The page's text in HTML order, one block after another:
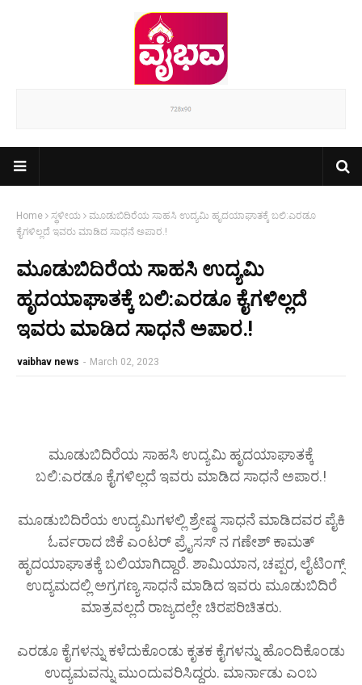
Home ಸ್ಥಳೀಯ
ಮೂಡುಬಿದಿರೆಯ ಸಾಹಸಿ ಉದ್ಯಮಿ ಹೃದಯಾಘಾತಕ್ಕೆ ಬಲಿ:ಎರಡೂ
ಕೈಗಳಿಲ್ಲದೆ ಇವರು ಮಾಡಿದ ಸಾಧನೆ ಅಪಾರ.!
ಮೂಡುಬಿದಿರೆಯ ಸಾಹಸಿ ಉದ್ಯಮಿ
ಹೃದಯಾಘಾತಕ್ಕೆ ಬಲಿ:ಎರಡೂ ಕೈಗಳಿಲ್ಲದೆ
ಇವರು ಮಾಡಿದ ಸಾಧನೆ ಅಪಾರ.!
vaibhav news - March 02, 2023
ಮೂಡುಬಿದಿರೆಯ ಸಾಹಸಿ ಉದ್ಯಮಿ ಹೃದಯಾಘಾತಕ್ಕೆ
ಬಲಿ:ಎರಡೂ ಕೈಗಳಿಲ್ಲದೆ ಇವರು ಮಾಡಿದ ಸಾಧನೆ ಅಪಾರ.!
ಮೂಡುಬಿದಿರೆಯ ಉದ್ಯಮಿಗಳಲ್ಲಿ ಶ್ರೇಷ್ಠ ಸಾಧನೆ ಮಾಡಿದವರ ಪೈಕಿ
ಓರ್ವರಾದ ಜಿಕೆ ಎಂಟರ್ ಪ್ರೈಸಸ್ ನ ಗಣೇಶ್ ಕಾಮತ್
ಹೃದಯಾಘಾತಕ್ಕೆ ಬಲಿಯಾಗಿದ್ದಾರೆ. ಶಾಮಿಯಾನ, ಚಪ್ಪರ, ಲೈಟಿಂಗ್ಸ್
ಉದ್ಯಮದಲ್ಲಿ ಅಗ್ರಗಣ್ಯ ಸಾಧನೆ ಮಾಡಿದ ಇವರು ಮೂಡುಬಿದಿರೆ
ಮಾತ್ರವಲ್ಲದೆ ರಾಜ್ಯದಲ್ಲೇ ಚಿರಪರಿಚಿತರು.
ಎರಡೂ ಕೈಗಳನ್ನು ಕಳೆದುಕೊಂಡು ಕೃತಕ ಕೈಗಳನ್ನು ಹೊಂದಿಕೊಂಡು
ಉದ್ಯಮವನ್ನು ಮುಂದುವರಿಸಿದ್ದರು. ಮಾರ್ನಾಡು ಎಂಬ